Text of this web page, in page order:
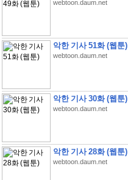
webtoon.daum.net
악한 기사 51화 (웹툰)
webtoon.daum.net
악한 기사 30화 (웹툰)
webtoon.daum.net
악한 기사 28화 (웹툰)
webtoon.daum.net